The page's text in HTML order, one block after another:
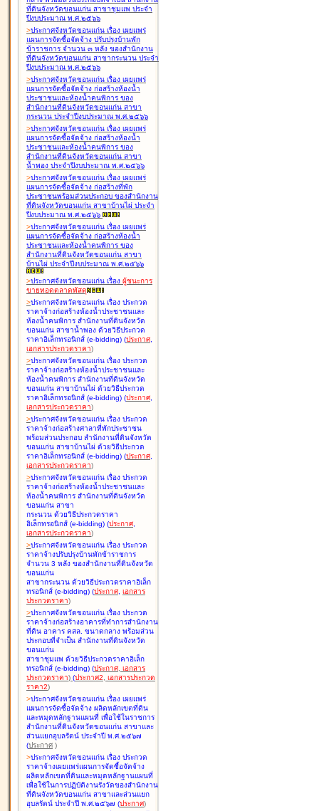
ที่ดินจังหวัดขอนแก่น สาขาชุมแพ ประจำ
ปีงบประมาณ พ.ศ.๒๕๖๖
>ประกาศจังหวัดขอนแก่น เรื่อง เผยแพร่
แผนการจัดซื้อจัดจ้าง ปรับปรุงบ้านพัก
ข้าราชการ จำนวน ๓ หลัง ของสำนักงาน
ที่ดินจังหวัดขอนแก่น สาขากระนวน ประจำ
ปีงบประมาณ พ.ศ.๒๕๖๖
>ประกาศจังหวัดขอนแก่น เรื่อง เผยแพร่
แผนการจัดซื้อจัดจ้าง ก่อสร้างห้องน้ำ
ประชาชนและห้องน้ำคนพิการ ของ
สำนักงานที่ดินจังหวัดขอนแก่น สาขา
กระนวน ประจำปีงบประมาณ พ.ศ.๒๕๖๖
>ประกาศจังหวัดขอนแก่น เรื่อง เผยแพร่
แผนการจัดซื้อจัดจ้าง ก่อสร้างห้องน้ำ
ประชาชนและห้องน้ำคนพิการ ของ
สำนักงานที่ดินจังหวัดขอนแก่น สาขา
น้ำพอง ประจำปีงบประมาณ พ.ศ.๒๕๖๖
>ประกาศจังหวัดขอนแก่น เรื่อง เผยแพร่
แผนการจัดซื้อจัดจ้าง ก่อสร้างที่พัก
ประชาชนพร้อมส่วนประกอบ ของสำนักงาน
ที่ดินจังหวัดขอนแก่น สาขาบ้านไผ่ ประจำ
ปีงบประมาณ พ.ศ.๒๕๖๖
>ประกาศจังหวัดขอนแก่น เรื่อง เผยแพร่
แผนการจัดซื้อจัดจ้าง ก่อสร้างห้องน้ำ
ประชาชนและห้องน้ำคนพิการ ของ
สำนักงานที่ดินจังหวัดขอนแก่น สาขา
บ้านไผ่ ประจำปีงบประมาณ พ.ศ.๒๕๖๖
>ประกาศจังหวัดขอนแก่น เรื่อง ผู้ชนะการ
ขายทอดตลาดพัสดุ
>ประกาศจังหวัดขอนแก่น เรื่อง ประกวด
ราคาจ้างก่อสร้างห้องน้ำประชาชนและ
ห้องน้ำคนพิการ สำนักงานที่ดินจังหวัด
ขอนแก่น สาขาน้ำพอง ด้วยวิธีประกวด
ราคาอิเล็กทรอนิกส์ (e-bidding) (ประกาศ,
เอกสารประกวดราคา)
>ประกาศจังหวัดขอนแก่น เรื่อง ประกวด
ราคาจ้างก่อสร้างห้องน้ำประชาชนและ
ห้องน้ำคนพิการ สำนักงานที่ดินจังหวัด
ขอนแก่น สาขาบ้านไผ่ ด้วยวิธีประกวด
ราคาอิเล็กทรอนิกส์ (e-bidding) (ประกาศ,
เอกสารประกวดราคา)
>ประกาศจังหวัดขอนแก่น เรื่อง ประกวด
ราคาจ้างก่อสร้างศาลาที่พักประชาชน
พร้อมส่วนประกอบ สำนักงานที่ดินจังหวัด
ขอนแก่น สาขาบ้านไผ่ ด้วยวิธีประกวด
ราคาอิเล็กทรอนิกส์ (e-bidding) (ประกาศ,
เอกสารประกวดราคา)
>ประกาศจังหวัดขอนแก่น เรื่อง ประกวด
ราคาจ้างก่อสร้างห้องน้ำประชาชนและ
ห้องน้ำคนพิการ สำนักงานที่ดินจังหวัด
ขอนแก่น สาขา
กระนวน ด้วยวิธีประกวดราคา
อิเล็กทรอนิกส์ (e-bidding) (ประกาศ,
เอกสารประกวดราคา)
>ประกาศจังหวัดขอนแก่น เรื่อง ประกวด
ราคาจ้างปรับปรุงบ้านพักข้าราชการ
จำนวน 3 หลัง ของสำนักงานที่ดินจังหวัด
ขอนแก่น
สาขากระนวน ด้วยวิธีประกวดราคาอิเล็ก
ทรอนิกส์ (e-bidding) (ประกาศ, เอกสาร
ประกวดราคา)
>ประกาศจังหวัดขอนแก่น เรื่อง ประกวด
ราคาจ้างก่อสร้างอาคารที่ทำการสำนักงาน
ที่ดิน อาคาร คสล. ขนาดกลาง พร้อมส่วน
ประกอบที่จำเป็น สำนักงานที่ดินจังหวัด
ขอนแก่น
สาขาชุมแพ ด้วยวิธีประกวดราคาอิเล็ก
ทรอนิกส์ (e-bidding) (ประกาศ, เอกสาร
ประกวดราคา) (ประกาศ2, เอกสารประกวด
ราคา2)
>ประกาศจังหวัดขอนแก่น เรื่อง เผยแพร่
แผนการจัดซื้อจัดจ้าง ผลิตหลักเขตที่ดิน
และหมุดหลักฐานแผนที่ เพื่อใช้ในราชการ
สำนักงานที่ดินจังหวัดขอนแก่น สาขาและ
ส่วนแยกอุบลรัตน์ ประจำปี พ.ศ.๒๕๖๗
(ประกาศ )
>ประกาศจังหวัดขอนแก่น เรื่อง ประกวด
ราคาจ้างเผยแพร่แผนการจัดซื้อจัดจ้าง
ผลิตหลักเขตที่ดินและหมุดหลักฐานแผนที่
เพื่อใช้ในการปฏิบัติงานรังวัดของสำนักงาน
ที่ดินจังหวัดขอนแก่น สาขาและส่วนแยก
อุบลรัตน์ ประจำปี พ.ศ.๒๕๖๗ (ประกาศ)